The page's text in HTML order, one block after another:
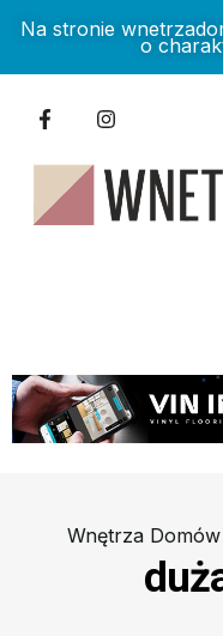
Na stronie
o
Wnętrza Domów